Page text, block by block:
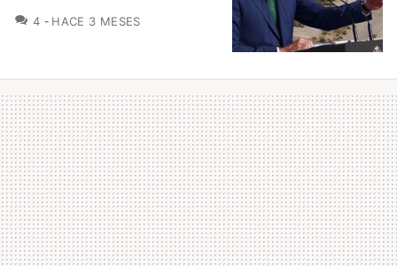
4 COMENTARIOS
HACE 3 MESES